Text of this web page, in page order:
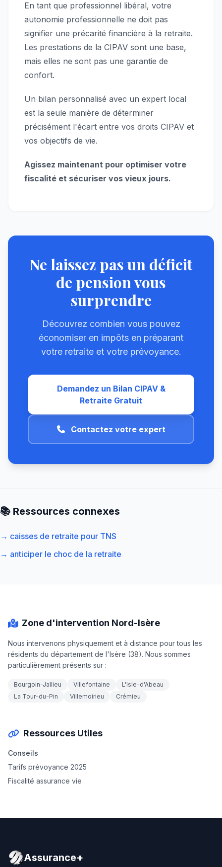
En tant que professionnel libéral, votre
autonomie professionnelle ne doit pas
signifier une précarité financière à la retraite.
Les prestations de la CIPAV sont une base,
mais elles ne sont pas une garantie de
confort.
Un bilan personnalisé avec un expert local
est la seule manière de déterminer
précisément l'écart entre vos droits CIPAV et
vos objectifs de vie.
Agissez maintenant pour optimiser votre
fiscalité et sécuriser vos vieux jours.
Ne laissez pas un déficit
de pension vous
surprendre
Découvrez combien vous pouvez
économiser en impôts en préparant
votre retraite et votre prévoyance.
Demandez un Bilan CIPAV &
Retraite Gratuit
Contactez votre expert
📚 Ressources connexes
→ caisses de retraite pour TNS
→ anticiper le choc de la retraite
Zone d'intervention Nord-Isère
Nous intervenons physiquement et à distance pour tous les
résidents du département de l'Isère (38). Nous sommes
particulièrement présents sur :
Bourgoin-Jallieu Villefontaine
L'Isle-d'Abeau
La Tour-du-Pin
Villemoirieu Crémieu
Ressources Utiles
Conseils
Tarifs prévoyance 2025
Fiscalité assurance vie
Assurance+